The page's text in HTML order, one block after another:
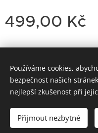
499,00 Kč
Dirty
Classic
Používáme cookies,
bezpečnost našich
nejlepší zkušenost při
Přijmout nezbytné